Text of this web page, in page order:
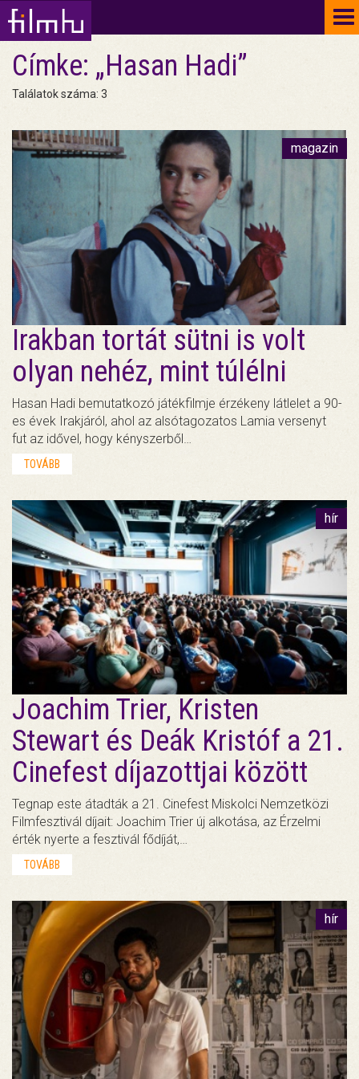
Címke: „Hasan Hadi”
Találatok száma: 3
magazin
Irakban tortát sütni is volt
olyan nehéz, mint túlélni
Hasan Hadi bemutatkozó játékfilmje érzékeny látlelet a 90-
es évek Irakjáról, ahol az alsótagozatos Lamia versenyt
fut az idővel, hogy kényszerből…
TOVÁBB
hír
Joachim Trier, Kristen
Stewart és Deák Kristóf a 21.
Cinefest díjazottjai között
Tegnap este átadták a 21. Cinefest Miskolci Nemzetközi
Filmfesztivál díjait: Joachim Trier új alkotása, az Érzelmi
érték nyerte a fesztivál fődíját,…
TOVÁBB
hír